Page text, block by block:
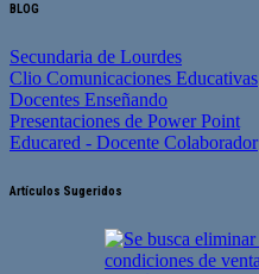
BLOG
Secundaria de Lourdes
Clio Comunicaciones Educativas
Docentes Enseñando
Presentaciones de Power Point
Educared - Docente Colaborador
Artículos Sugeridos